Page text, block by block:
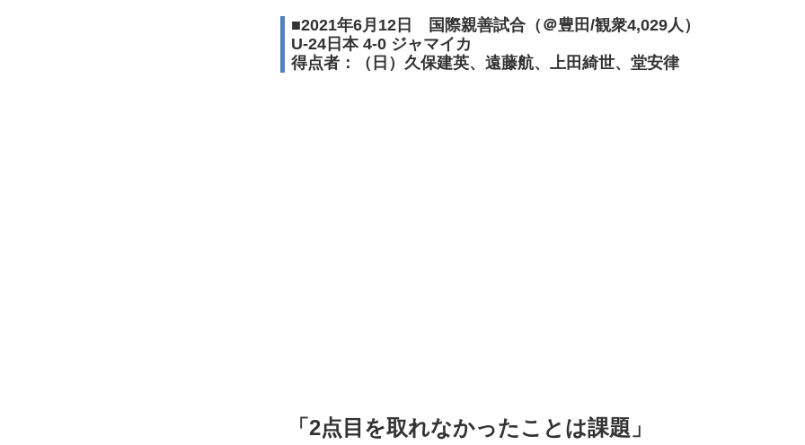
■2021年6月12日 国際親善試合（＠豊田/観衆4,029人）
U-24日本 4-0 ジャマイカ
得点者：（日）久保建英、遠藤航、上田綺世、堂安律
「2点目を取れなかったことは課題」